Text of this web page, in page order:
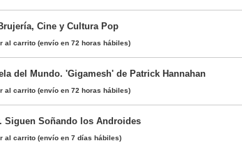
Cine y Cultura Pop
al carrito (envío en 72 horas hábiles)
del Mundo. 'Gigamesh' de Patrick Hannahan
al carrito (envío en 72 horas hábiles)
Siguen Soñando los Androides
al carrito (envío en 7 días hábiles)